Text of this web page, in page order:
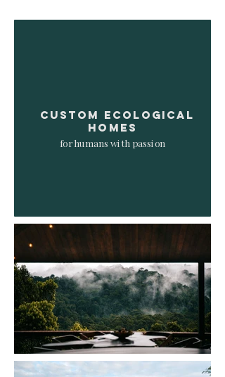
custom ecological
homes
for humans with passion